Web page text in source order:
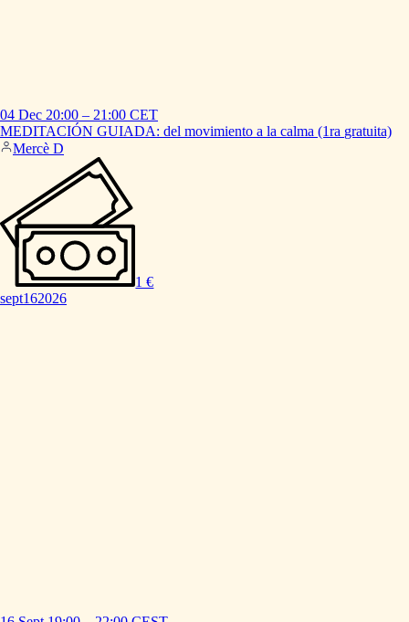
04 Dec 20:00 – 21:00 CET
MEDITACIÓN GUIADA: del movimiento a la calma (1ra gratuita)
Mercè D
1 €
sept162026